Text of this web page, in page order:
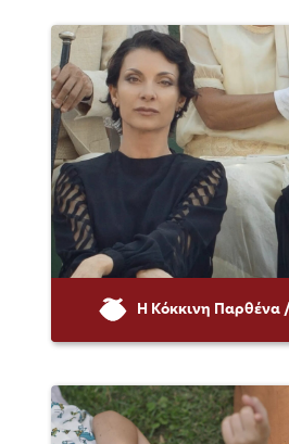
Η Κόκκινη Παρθένα